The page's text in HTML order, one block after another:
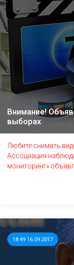
Внимание!
выборах
Любите снимать
Ассоциация
мониторинг»
18:49 16.09.2017